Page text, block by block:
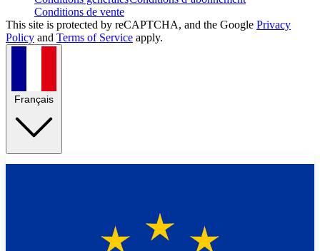
Conditions de vente
This site is protected by reCAPTCHA, and the Google Privacy
Policy and Terms of Service apply.
Français